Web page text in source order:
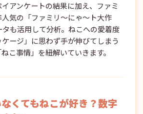
アンケートの結果に加え、ファミ
気の「ファミリ～にゃ～ト大作
も活用して分析。ねこへの愛着度
ージ」に思わず手が伸びてしまう
こ事情」を紐解いていきます。
くてもねこが好き？数字